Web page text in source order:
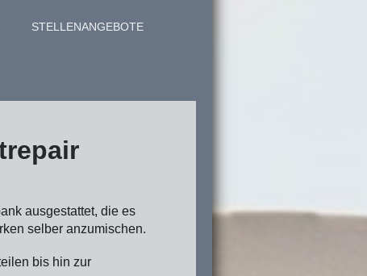
STELLENANGEBOTE
ausgestattet, die es
selber anzumischen.
bis hin zur